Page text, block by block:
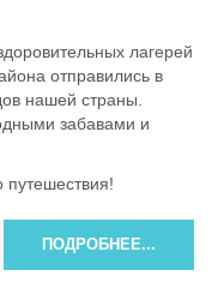
лагерей
отправились в
нашей страны.
забавами и
ПОДРОБНЕЕ...